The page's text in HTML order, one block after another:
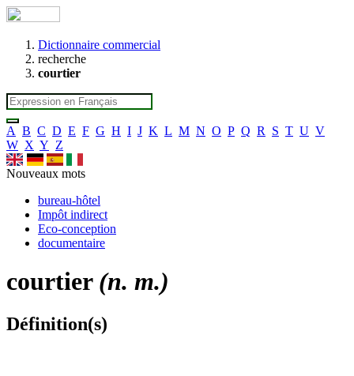
Dictionnaire commercial
recherche
courtier
A B C D E F G H I J K L M N O P Q R S T U V
W X Y Z
Nouveaux mots
bureau-hôtel
Impôt indirect
Eco-conception
documentaire
courtier (n. m.)
Définition(s)